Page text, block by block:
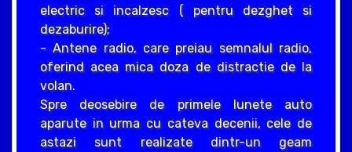
electric si incalzesc ( pentru dezghet si
dezaburire);
- Antene radio, care preiau semnalul radio,
oferind acea mica doza de distractie de la
volan.
Spre deosebire de primele lunete auto
aparute in urma cu cateva decenii, cele de
astazi sunt realizate dintr-un geam